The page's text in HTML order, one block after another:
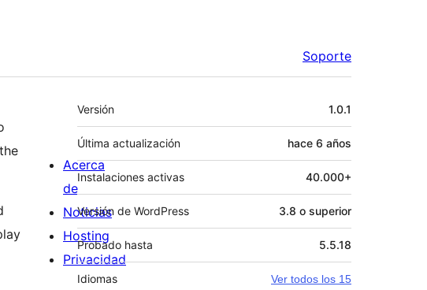
Soporte
Meta
Versión 1.0.1
Última actualización hace 6 años
Instalaciones activas 40.000+
Versión de WordPress 3.8 o superior
Probado hasta 5.5.18
Idiomas Ver todos los 15
Acerca
de
Noticias
Hosting
Privacidad